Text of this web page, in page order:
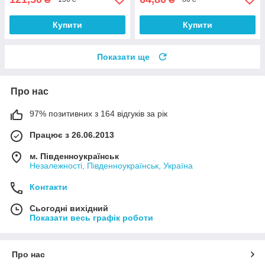
Купити Купити
Показати ще
Про нас
97% позитивних з 164 відгуків за рік
Працює з 26.06.2013
м. Південноукраїнськ
Незалежності, Південноукраїнськ, Україна
Контакти
Сьогодні вихідний
Показати весь графік роботи
Про нас